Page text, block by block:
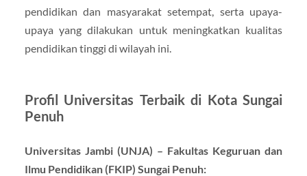
pendidikan dan masyarakat setempat, serta upaya-
upaya yang dilakukan untuk meningkatkan kualitas
pendidikan tinggi di wilayah ini.
Profil Universitas Terbaik di Kota Sungai
Penuh
Universitas Jambi (UNJA) – Fakultas Keguruan dan
Ilmu Pendidikan (FKIP) Sungai Penuh: